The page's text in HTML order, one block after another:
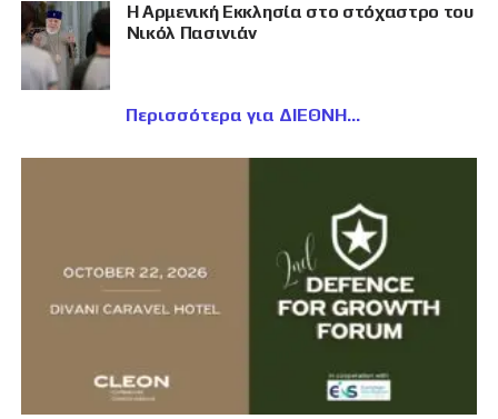
Η Αρμενική Εκκλησία στο στόχαστρο του
Νικόλ Πασινιάν
Περισσότερα για ΔΙΕΘΝΗ